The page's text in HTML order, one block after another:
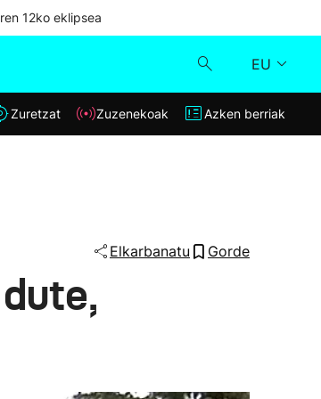
12ko eklipsea
EU
Klisk
Zuretzat Zuzenekoak Azken berriak
Elkarbanatu Gorde